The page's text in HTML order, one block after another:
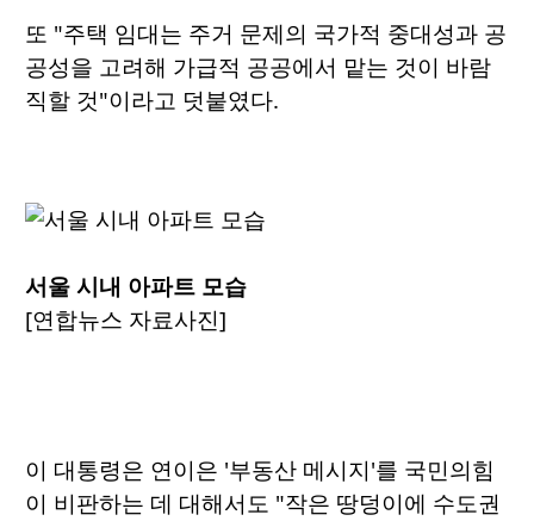
또 "주택 임대는 주거 문제의 국가적 중대성과 공
공성을 고려해 가급적 공공에서 맡는 것이 바람
직할 것"이라고 덧붙였다.
서울 시내 아파트 모습
[연합뉴스 자료사진]
이 대통령은 연이은 '부동산 메시지'를 국민의힘
이 비판하는 데 대해서도 "작은 땅덩이에 수도권